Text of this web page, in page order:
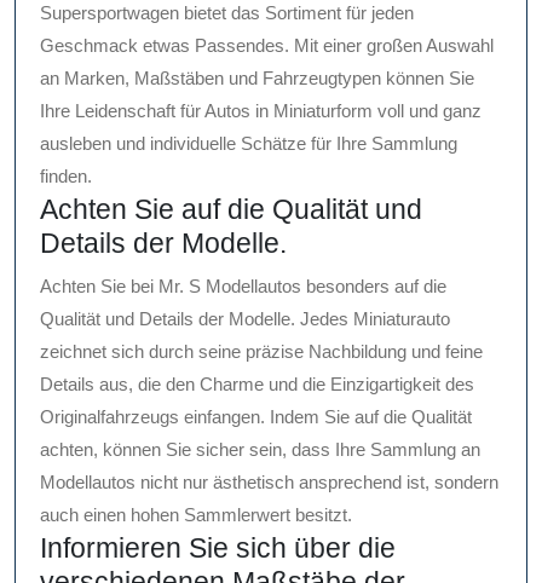
Supersportwagen bietet das Sortiment für jeden
Geschmack etwas Passendes. Mit einer großen Auswahl
an Marken, Maßstäben und Fahrzeugtypen können Sie
Ihre Leidenschaft für Autos in Miniaturform voll und ganz
ausleben und individuelle Schätze für Ihre Sammlung
finden.
Achten Sie auf die Qualität und
Details der Modelle.
Achten Sie bei Mr. S Modellautos besonders auf die
Qualität und Details der Modelle. Jedes Miniaturauto
zeichnet sich durch seine präzise Nachbildung und feine
Details aus, die den Charme und die Einzigartigkeit des
Originalfahrzeugs einfangen. Indem Sie auf die Qualität
achten, können Sie sicher sein, dass Ihre Sammlung an
Modellautos nicht nur ästhetisch ansprechend ist, sondern
auch einen hohen Sammlerwert besitzt.
Informieren Sie sich über die